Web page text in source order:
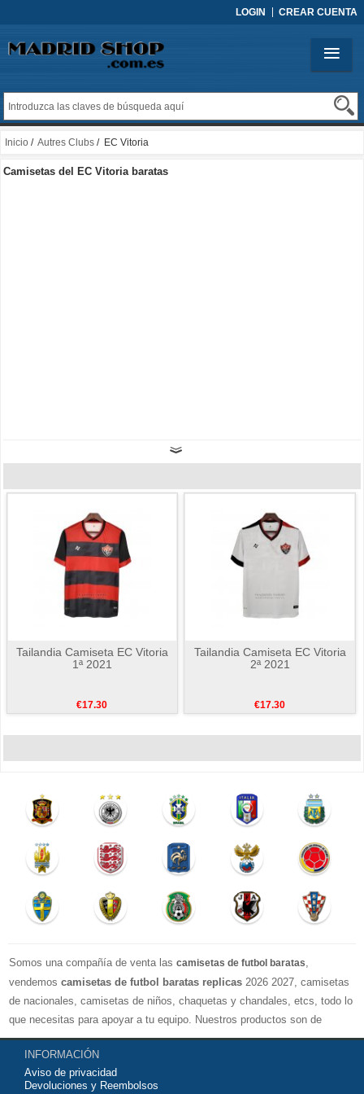
LOGIN CREAR CUENTA
Inicio / Autres Clubs / EC Vitoria
Camisetas del EC Vitoria baratas
Tailandia Camiseta EC Vitoria
1ª 2021
€17.30
Tailandia Camiseta EC Vitoria
2ª 2021
€17.30
Somos una compañía de venta las camisetas de futbol baratas,
vendemos camisetas de futbol baratas replicas 2026 2027, camisetas
de nacionales, camisetas de niños, chaquetas y chandales, etcs, todo lo
que necesitas para apoyar a tu equipo. Nuestros productos son de
exelente calidad y buen precio. Espero que usted puede estar satisfecho,
Agradecemos sus comentarios y sugerencias.
INFORMACIÓN
Aviso de privacidad
Devoluciones y Reembolsos